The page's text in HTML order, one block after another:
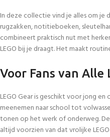
In deze collectie vind je alles om je
rugzakken, notitieboeken,
combineert praktisch nut met
LEGO bij je draagt. Het maakt
Voor Fans van
LEGO Gear is geschikt voor jong en
meenemen naar school tot
tonen op het werk of onderweg.
altijd voorzien van dat vrolijke